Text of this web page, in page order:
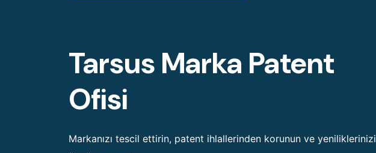
Tarsus Marka Patent
Ofisi
Markanızı tescil ettirin, patent ihlallerinden korunun ve yeniliklerinizi